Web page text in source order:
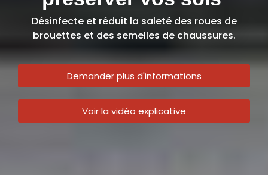
Désinfecte et réduit la saleté des roues de
brouettes et des semelles de chaussures.
Demander plus d'informations
Voir la vidéo explicative